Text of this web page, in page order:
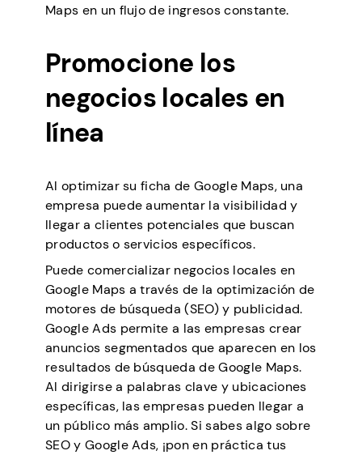
Maps en un flujo de ingresos constante.
Promocione los
negocios locales en
línea
Al optimizar su ficha de Google Maps, una
empresa puede aumentar la visibilidad y
llegar a clientes potenciales que buscan
productos o servicios específicos.
Puede comercializar negocios locales en
Google Maps a través de la optimización de
motores de búsqueda (SEO) y publicidad.
Google Ads permite a las empresas crear
anuncios segmentados que aparecen en los
resultados de búsqueda de Google Maps.
Al dirigirse a palabras clave y ubicaciones
específicas, las empresas pueden llegar a
un público más amplio. Si sabes algo sobre
SEO y Google Ads, ¡pon en práctica tus